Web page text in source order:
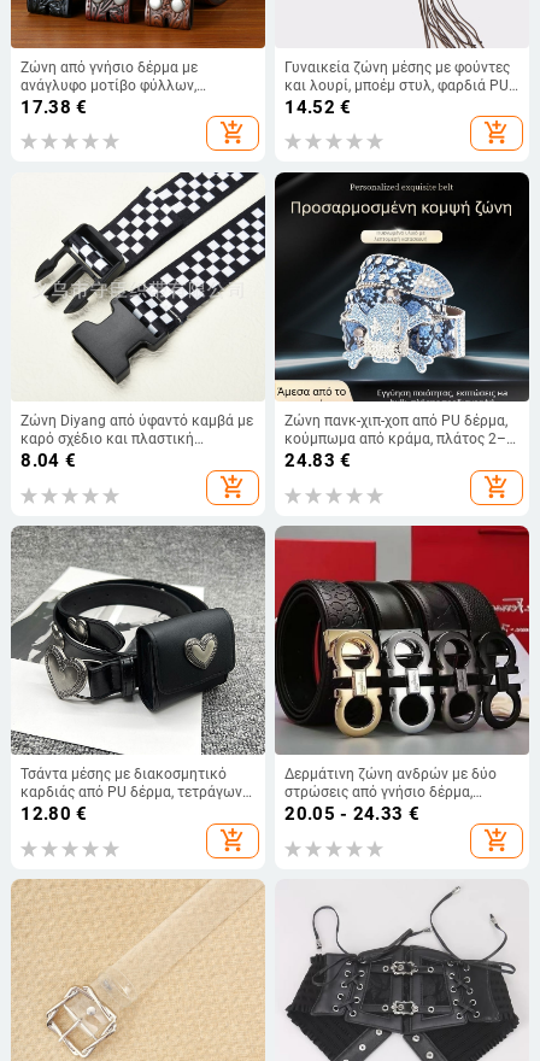
Ζώνη από γνήσιο δέρμα με
ανάγλυφο μοτίβο φύλλων,
κούμπωμα με snap, πλάτος 2–4 εκ,
κανονικό μέγεθος, προέλευση Yiwu
17.38 €
add_shopping_cart
Γυναικεία ζώνη μέσης με φούντες
και λουρί, μποέμ στυλ, φαρδιά PU
δερμάτινη ζώνη χωρίς αγκράφα
14.52 €
add_shopping_cart
Ζώνη Diyang από ύφαντό καμβά με
καρό σχέδιο και πλαστική
αγκράφα
8.04 €
add_shopping_cart
Ζώνη πανκ-χιπ-χοπ από PU δέρμα,
κούμπωμα από κράμα, πλάτος 2–4
εκ, στυλ πανκ/Inst, καυτή
24.83 €
add_shopping_cart
Τσάντα μέσης με διακοσμητικό
καρδιάς από PU δέρμα, τετράγωνη
αγκράφα από κράμα, κλείσιμο με
snap κουμπί, πλάτος 2–4 εκ., IG
στυλ
12.80 €
add_shopping_cart
Δερμάτινη ζώνη ανδρών με δύο
στρώσεις από γνήσιο δέρμα,
αγκράφα σε σχήμα 8, ομαλό
κλείσιμο, πλάτος 2–4 εκ, στυλ
επιχειρηματικό-κομψό
20.05 - 24.33 €
add_shopping_cart